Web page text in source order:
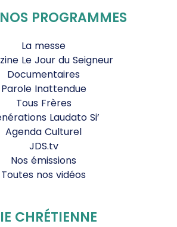
PROGRAMMES
La messe
Le Jour du Seigneur
Documentaires
Parole Inattendue
Tous Frères
Laudato Si’
Agenda Culturel
JDS.tv
Nos émissions
Toutes nos vidéos
CHRÉTIENNE